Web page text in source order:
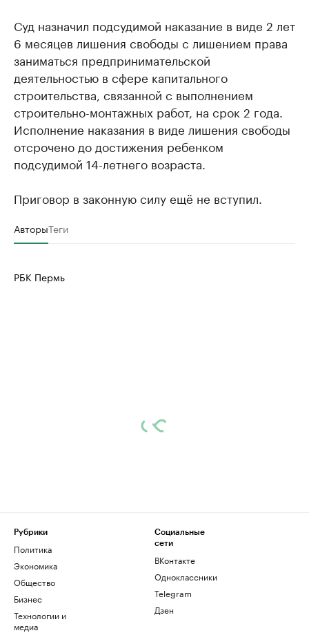
Суд назначил подсудимой наказание в виде 2 лет
6 месяцев лишения свободы с лишением права
заниматься предпринимательской
деятельностью в сфере капитального
строительства, связанной с выполнением
строительно-монтажных работ, на срок 2 года.
Исполнение наказания в виде лишения свободы
отсрочено до достижения ребенком
подсудимой 14-летнего возраста.
Приговор в законную силу ещё не вступил.
АвторыТеги
РБК Пермь
Рубрики
Политика
Экономика
Общество
Бизнес
Технологии и
медиа
Социальные
сети
ВКонтакте
Одноклассники
Telegram
Дзен